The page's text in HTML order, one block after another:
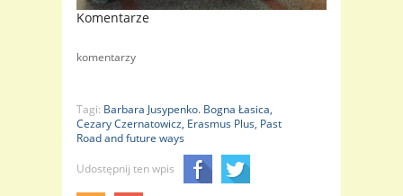
Komentarze
komentarzy
Tagi: Barbara Jusypenko. Bogna Łasica,
Cezary Czernatowicz, Erasmus Plus, Past
Road and future ways
Udostępnij ten wpis